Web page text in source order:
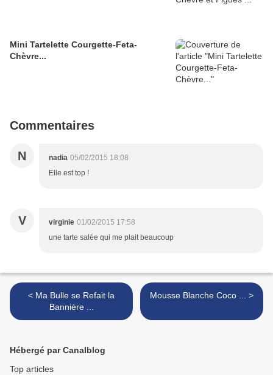
Mini Tartelette Courgette-Feta-
Chèvre...
Commentaires
N nadia 05/02/2015 18:08
Elle est top !
V virginie 01/02/2015 17:58
une tarte salée qui me plait beaucoup
< Ma Bulle se Refait la
Bannière ...
Mousse Blanche Coco ... >
Hébergé par Canalblog
Top articles